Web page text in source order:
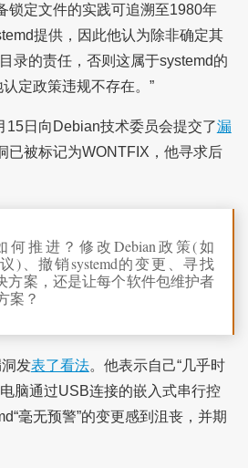
锁定文件的实践可追溯至1980年
提供，因此他认为除非确定其
录的责任，否则这属于systemd的
定政策违规不存在。”
15日向Debian技术委员会提交了漏
已被标记为WONTFIX，他寻求后
何推进？修改Debian政策(如
)、撤销systemd的变更、寻找
方案，还是让每个软件包维护者
案？
发表了看法。他表示自己“几乎时
脑通过USB连接的嵌入式串行控
毫无预警”的变更感到沮丧，并期